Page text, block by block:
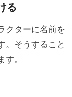
る
クターに名前を
。そうすること
。